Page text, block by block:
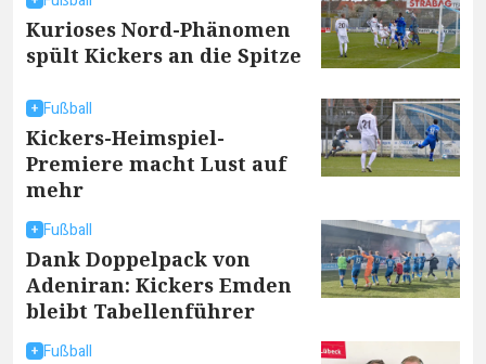
Kurioses Nord-Phänomen
spült Kickers an die Spitze
Fußball
Kickers-Heimspiel-
Premiere macht Lust auf
mehr
Fußball
Dank Doppelpack von
Adeniran: Kickers Emden
bleibt Tabellenführer
Fußball